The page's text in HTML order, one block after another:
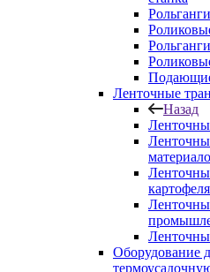
Ленточные
Назад
картофеля
Оборудование